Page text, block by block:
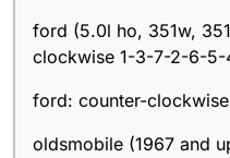
ford (5.0l ho, 351w,
clockwise 1-3-7-2-6-5-
ford: counter-
oldsmobile (1967 and